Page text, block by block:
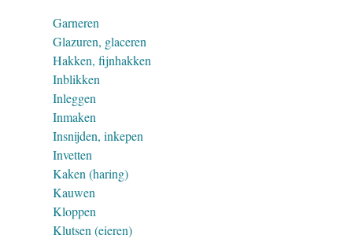
Garneren
Glazuren, glaceren
Hakken, fijnhakken
Inblikken
Inleggen
Inmaken
Insnijden, inkepen
Invetten
Kaken (haring)
Kauwen
Kloppen
Klutsen (eieren)